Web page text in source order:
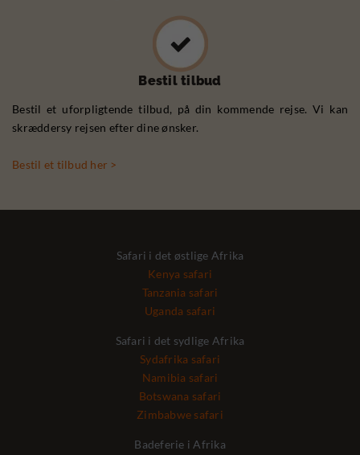
Bestil tilbud
Bestil et uforpligtende tilbud, på din kommende rejse. Vi kan
skræddersy rejsen efter dine ønsker.
Bestil et tilbud her >
Safari i det østlige Afrika
Kenya safari
Tanzania safari
Uganda safari
Safari i det sydlige Afrika
Sydafrika safari
Namibia safari
Botswana safari
Zimbabwe safari
Badeferie i Afrika